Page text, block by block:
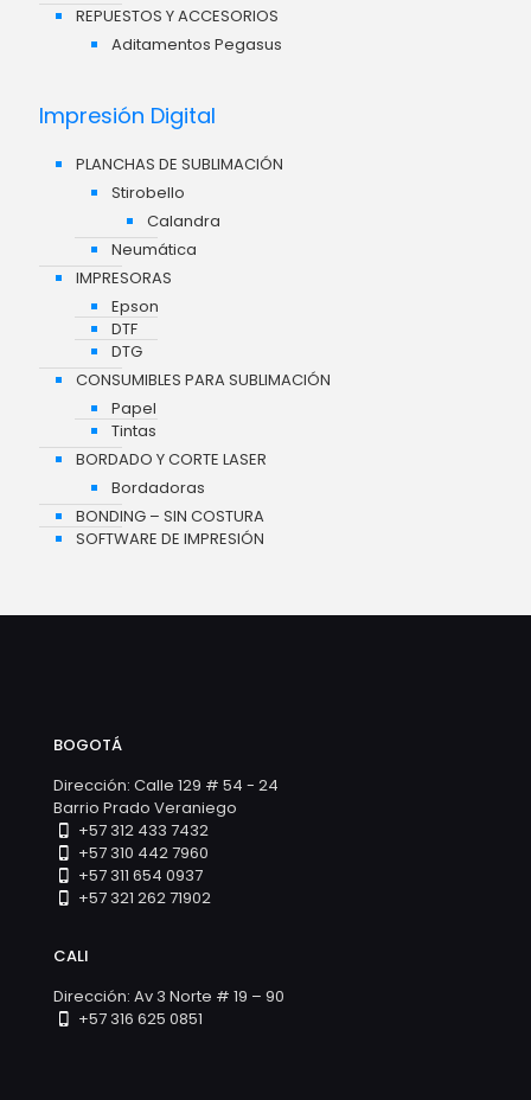
REPUESTOS Y ACCESORIOS
Aditamentos Pegasus
Impresión Digital
PLANCHAS DE SUBLIMACIÓN
Stirobello
Calandra
Neumática
IMPRESORAS
Epson
DTF
DTG
CONSUMIBLES PARA SUBLIMACIÓN
Papel
Tintas
BORDADO Y CORTE LASER
Bordadoras
BONDING – SIN COSTURA
SOFTWARE DE IMPRESIÓN
BOGOTÁ
Dirección: Calle 129 # 54 - 24
Barrio Prado Veraniego
+57 312 433 7432
+57 310 442 7960
+57 311 654 0937
+57 321 262 71902
CALI
Dirección: Av 3 Norte # 19 – 90
+57 316 625 0851